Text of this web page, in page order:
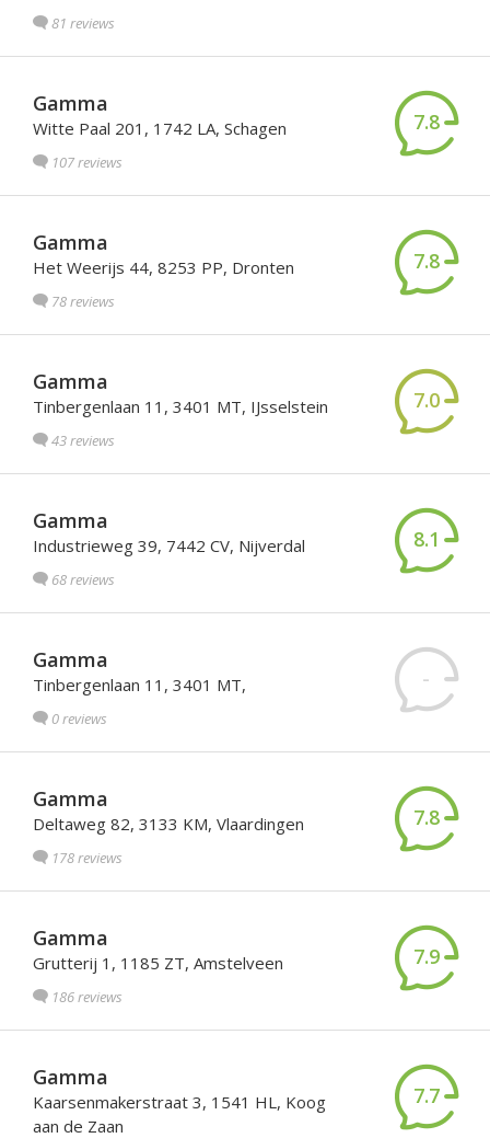
81 reviews
Gamma
Witte Paal 201, 1742 LA, Schagen
107 reviews
7.8
Gamma
Het Weerijs 44, 8253 PP, Dronten
78 reviews
7.8
Gamma
Tinbergenlaan 11, 3401 MT, IJsselstein
43 reviews
7.0
Gamma
Industrieweg 39, 7442 CV, Nijverdal
68 reviews
8.1
Gamma
Tinbergenlaan 11, 3401 MT,
0 reviews
-
Gamma
Deltaweg 82, 3133 KM, Vlaardingen
178 reviews
7.8
Gamma
Grutterij 1, 1185 ZT, Amstelveen
186 reviews
7.9
Gamma
Kaarsenmakerstraat 3, 1541 HL, Koog
aan de Zaan
7.7